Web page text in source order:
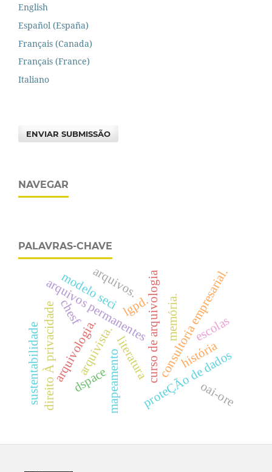
English
Español (España)
Français (Canada)
Français (France)
Italiano
ENVIAR SUBMISSÃO
NAVEGAR
PALAVRAS-CHAVE
curso de arquivologia
arquivos permanentes
proteÇÃo de dados
direito À privacidade lgpd. consultoria empresarial.
mapeamento
literatura
arquivista.
arquivologia. memória. escolas
sustentabilidade
modelo seci
arquivos.
chesf
história
dspace oai-ore